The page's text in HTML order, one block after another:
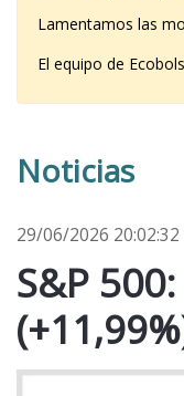
Lamentamos las
El equipo de
Noticias
29/06/2026 20:02:32
S&P